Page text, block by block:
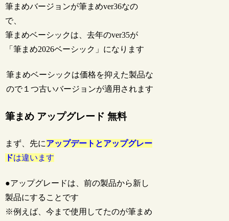
筆まめバージョンが筆まめver36なの
で、
筆まめベーシックは、去年のver35が
「筆まめ2026ベーシック」になります
筆まめベーシックは価格を抑えた製品な
ので１つ古いバージョンが適用されます
筆まめ アップグレード 無料
まず、先にアップデートとアップグレー
ドは違います
●アップグレードは、前の製品から新し
製品にすることです
※例えば、今まで使用してたのが筆まめ